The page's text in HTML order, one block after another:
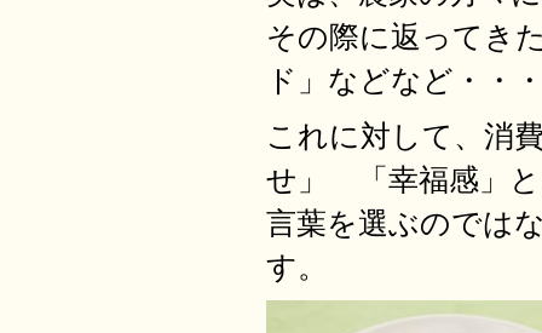
その際に返ってき
ド」などなど・・
これに対して、消
せ」 「幸福感」
言葉を選ぶのでは
す。